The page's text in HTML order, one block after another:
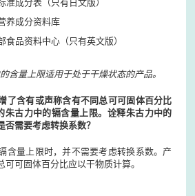
准成分表（只有日文版）
养成分资料库
食品资料中心（只有英文版）
含量上限适用于处于干燥状态的产品。
了含有或声称含有不同总可可固体百分比
朱古力中的镉含量上限。诠释朱古力中的
否需要考虑转换系数？
含量上限时，并不需要考虑转换系数。产
可可固体百分比应以干物质计算。